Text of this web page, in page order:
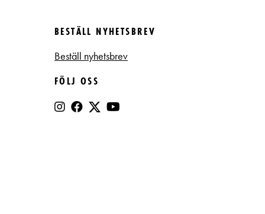
BESTÄLL NYHETSBREV
Beställ nyhetsbrev
FÖLJ OSS